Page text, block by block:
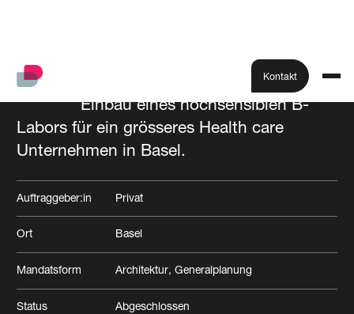
Kontakt
Einbau eines hochsensiblen B-
Labors für ein grösseres Health care
Unternehmen in Basel.
Auftraggeber:in Privat
Ort Basel
Mandatsform Architektur Generalplanung
Status Abgeschlossen